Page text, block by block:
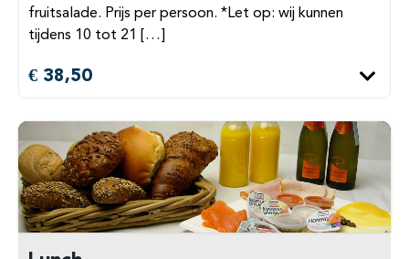
fruitsalade. Prijs per persoon. *Let op: wij kunnen
tijdens 10 tot 21 […]
€ 38,50